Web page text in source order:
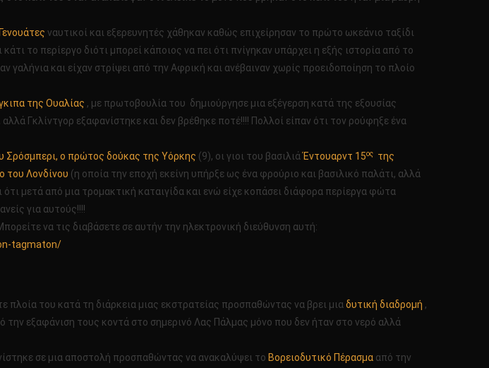
Γενουάτες ναυτικοί και εξερευνητές χάθηκαν καθώς επιχείρησαν το πρώτο ωκεάνιο ταξίδι
το περίεργο διότι μπορεί κάποιος να πει ότι πνίγηκαν υπάρχει η εξής ιστορία από το
και είχαν στρίψει από την Αφρική και ανέβαιναν χωρίς προειδοποίηση το πλοίο
της Ουαλίας , με πρωτοβουλία του δημιούργησε μια εξέγερση κατά της εξουσίας
Γκλίντγορ εξαφανίστηκε και δεν βρέθηκε ποτέ!!!! Πολλοί είπαν ότι τον ρούφηξε ένα
Σρόσμπερι, ο πρώτος δούκας της Υόρκης (9), οι γιοι του βασιλιάΈντουαρντ 15ος της
του Λονδίνου (η οποία την εποχή εκείνη υπήρξε ως ένα φρούριο και βασιλικό παλάτι, αλλά
ότι μετά από μια τρομακτική καταιγίδα και ενώ είχε κοπάσει διάφορα περίεργα φώτα
για αυτούς!!!!
να τις διαβάσετε σε αυτήν την ηλεκτρονική διεύθυνση αυτή:
tagmaton/
πλοία του κατά τη διάρκεια μιας εκστρατείας προσπαθώντας να βρει μιαδυτική διαδρομή ,
εξαφάνιση τους κοντά στο σημερινό Λας Πάλμας μόνο που δεν ήταν στο νερό αλλά
σε μια αποστολή προσπαθώντας να ανακαλύψει το Βορειοδυτικό Πέρασμα από την